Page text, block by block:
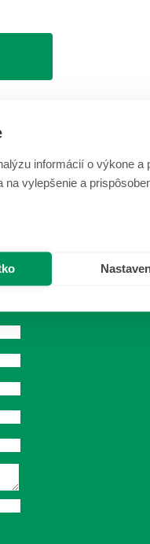
informácií o výkone a
vylepšenie a
nás